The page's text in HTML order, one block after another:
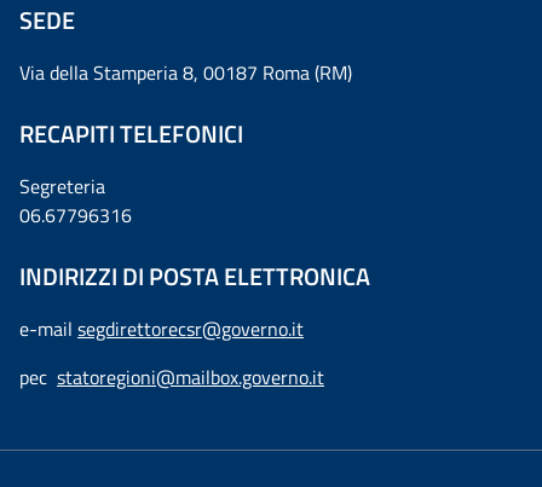
SEDE
Via della Stamperia 8, 00187 Roma (RM)
RECAPITI TELEFONICI
Segreteria
06.67796316
INDIRIZZI DI POSTA ELETTRONICA
e-mail segdirettorecsr@governo.it
pec statoregioni@mailbox.governo.it